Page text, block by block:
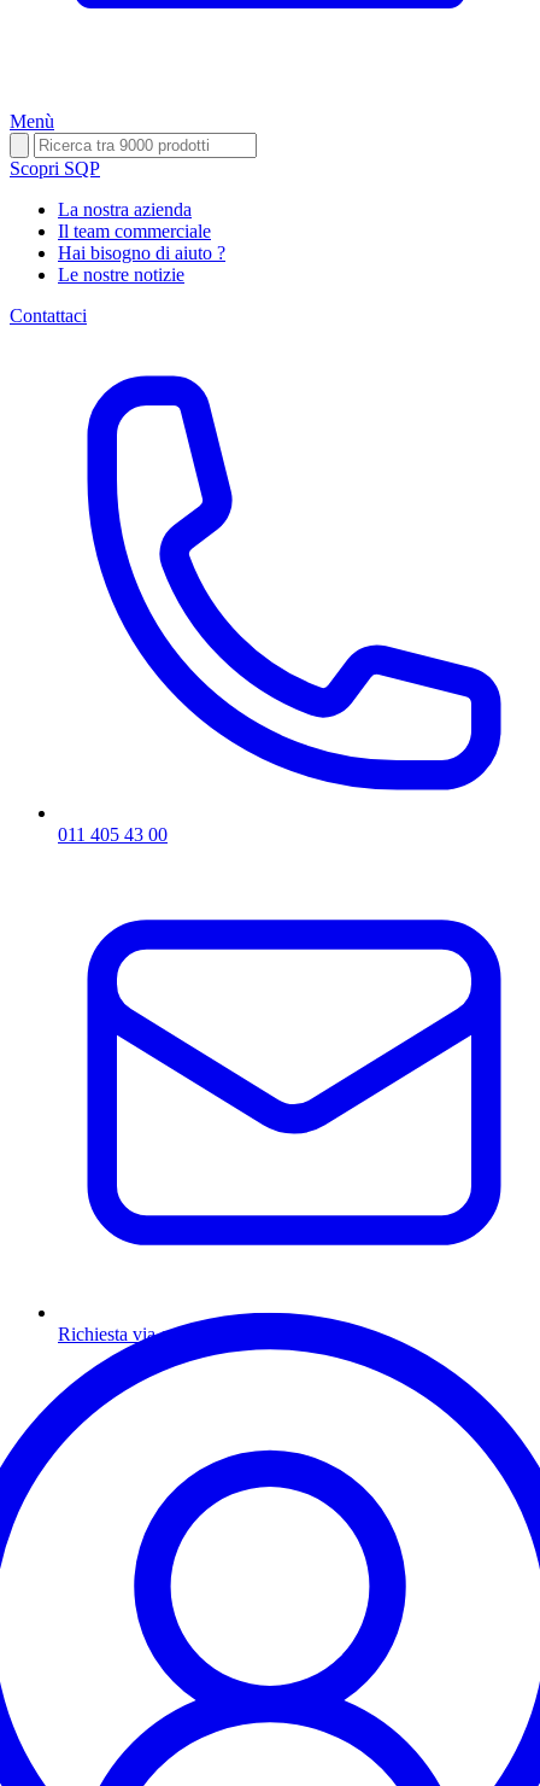
Menù
Scopri SQP
La nostra azienda
Il team commerciale
Hai bisogno di aiuto ?
Le nostre notizie
Contattaci
011 405 43 00
Richiesta via email